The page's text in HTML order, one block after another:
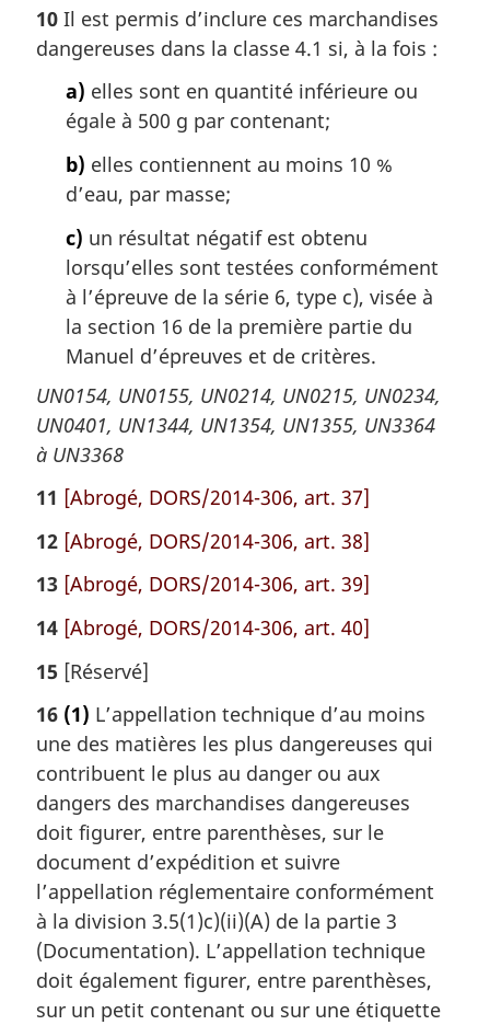
10 Il est permis d’inclure ces marchandises
dangereuses dans la classe 4.1 si, à la fois :
a) elles sont en quantité inférieure ou
égale à 500 g par contenant;
b) elles contiennent au moins 10 %
d’eau, par masse;
c) un résultat négatif est obtenu
lorsqu’elles sont testées conformément
à l’épreuve de la série 6, type c), visée à
la section 16 de la première partie du
Manuel d’épreuves et de critères.
UN0154, UN0155, UN0214, UN0215, UN0234,
UN0401, UN1344, UN1354, UN1355, UN3364
à UN3368
11 [Abrogé, DORS/2014-306, art. 37]
12 [Abrogé, DORS/2014-306, art. 38]
13 [Abrogé, DORS/2014-306, art. 39]
14 [Abrogé, DORS/2014-306, art. 40]
15 [Réservé]
16 (1) L’appellation technique d’au moins
une des matières les plus dangereuses qui
contribuent le plus au danger ou aux
dangers des marchandises dangereuses
doit figurer, entre parenthèses, sur le
document d’expédition et suivre
l’appellation réglementaire conformément
à la division 3.5(1)c)(ii)(A) de la partie 3
(Documentation). L’appellation technique
doit également figurer, entre parenthèses,
sur un petit contenant ou sur une étiquette